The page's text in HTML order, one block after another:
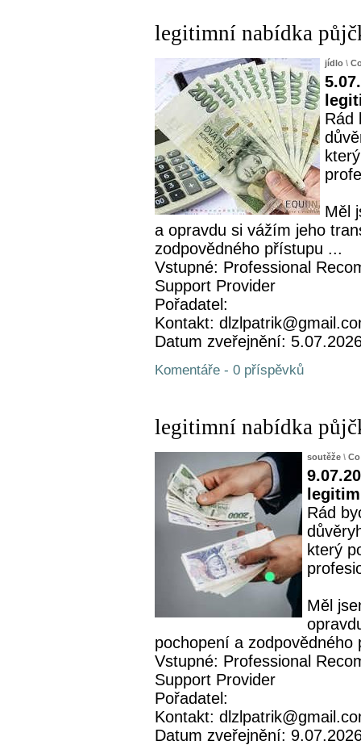
legitimní nabídka
jídlo \
Rád
Měl
a opravdu si vážím jeho
zodpovědného přístupu ...
Vstupné: Professional
Support Provider
Pořadatel:
Kontakt:
Datum zveřejnění:
Komentáře - 0 příspěvků
legitimní nabídka
soutěže \
Rád
který
Měl
pochopení a zodpovědného
Vstupné: Professional
Support Provider
Pořadatel:
Kontakt:
Datum zveřejnění: